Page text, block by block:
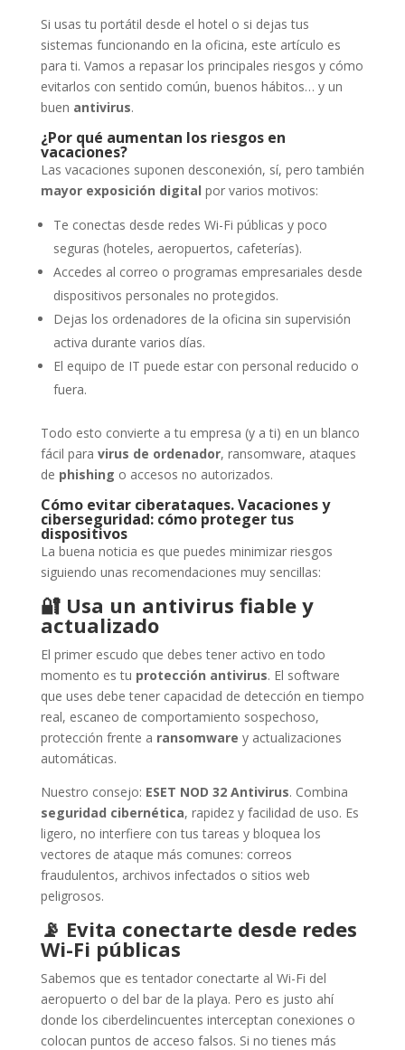
Si usas tu portátil desde el hotel o si dejas tus
sistemas funcionando en la oficina, este artículo es
para ti. Vamos a repasar los principales riesgos y cómo
evitarlos con sentido común, buenos hábitos… y un
buen antivirus.
¿Por qué aumentan los riesgos en
vacaciones?
Las vacaciones suponen desconexión, sí, pero también
mayor exposición digital por varios motivos:
Te conectas desde redes Wi-Fi públicas y poco
seguras (hoteles, aeropuertos, cafeterías).
Accedes al correo o programas empresariales desde
dispositivos personales no protegidos.
Dejas los ordenadores de la oficina sin supervisión
activa durante varios días.
El equipo de IT puede estar con personal reducido o
fuera.
Todo esto convierte a tu empresa (y a ti) en un blanco
fácil para virus de ordenador, ransomware, ataques
de phishing o accesos no autorizados.
Cómo evitar ciberataques. Vacaciones y
ciberseguridad: cómo proteger tus
dispositivos
La buena noticia es que puedes minimizar riesgos
siguiendo unas recomendaciones muy sencillas:
🔐Usa un antivirus fiable y
actualizado
El primer escudo que debes tener activo en todo
momento es tu protección antivirus. El software
que uses debe tener capacidad de detección en tiempo
real, escaneo de comportamiento sospechoso,
protección frente a ransomware y actualizaciones
automáticas.
Nuestro consejo: ESET NOD 32 Antivirus. Combina
seguridad cibernética, rapidez y facilidad de uso. Es
ligero, no interfiere con tus tareas y bloquea los
vectores de ataque más comunes: correos
fraudulentos, archivos infectados o sitios web
peligrosos.
📡 Evita conectarte desde redes
Wi-Fi públicas
Sabemos que es tentador conectarte al Wi-Fi del
aeropuerto o del bar de la playa. Pero es justo ahí
donde los ciberdelincuentes interceptan conexiones o
colocan puntos de acceso falsos. Si no tienes más